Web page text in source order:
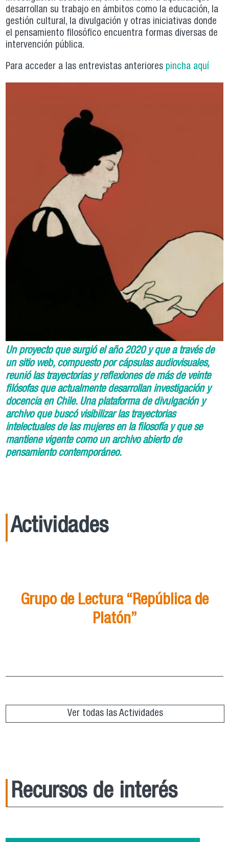
desarrollan su trabajo en ámbitos como la educación, la
gestión cultural, la divulgación y otras iniciativas donde
el pensamiento filosófico encuentra formas diversas de
intervención pública.
Para acceder a las entrevistas anteriores pincha aquí
Un proyecto que surgió el año 2020 y que a través de
un sitio web, compuesto por cápsulas audiovisuales,
reunió las trayectorias y reflexiones de más de veinte
filósofas que actualmente desarrollan investigación y
docencia en Chile. Una plataforma de divulgación y
archivo que buscó visibilizar las trayectorias
intelectuales de las mujeres en la filosofía y que se
mantiene vigente como un archivo abierto de
pensamiento contemporáneo.
Actividades
Grupo de Lectura “República de
Platón”
Ver todas las Actividades
Recursos de interés